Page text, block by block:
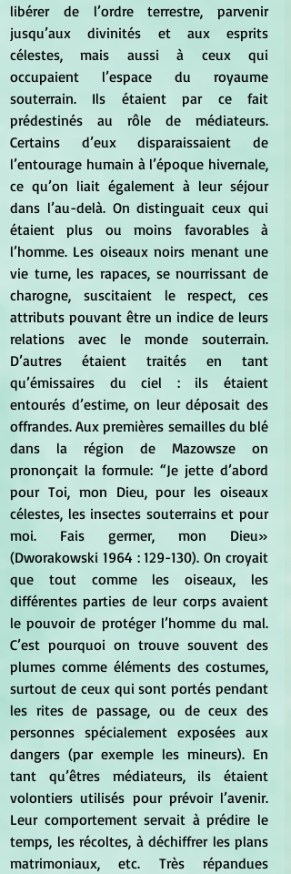
libérer de l’ordre terrestre, parvenir
jusqu’aux divinités et aux esprits
célestes, mais aussi à ceux qui
occupaient l’espace du royaume
souterrain. Ils étaient par ce fait
prédestinés au rôle de médiateurs.
Certains d’eux disparaissaient de
l’entourage humain à l’époque hivernale,
ce qu’on liait également à leur séjour
dans l’au-delà. On distinguait ceux qui
étaient plus ou moins favorables à
l’homme. Les oiseaux noirs menant une
vie turne, les rapaces, se nourrissant de
charogne, suscitaient le respect, ces
attributs pouvant être un indice de leurs
relations avec le monde souterrain.
D’autres étaient traités en tant
qu’émissaires du ciel : ils étaient
entourés d’estime, on leur déposait des
offrandes. Aux premières semailles du blé
dans la région de Mazowsze on
prononçait la formule: “Je jette d’abord
pour Toi, mon Dieu, pour les oiseaux
célestes, les insectes souterrains et pour
moi. Fais germer, mon Dieu»
(Dworakowski 1964 : 129-130). On croyait
que tout comme les oiseaux, les
différentes parties de leur corps avaient
le pouvoir de protéger l’homme du mal.
C’est pourquoi on trouve souvent des
plumes comme éléments des costumes,
surtout de ceux qui sont portés pendant
les rites de passage, ou de ceux des
personnes spécialement exposées aux
dangers (par exemple les mineurs). En
tant qu’êtres médiateurs, ils étaient
volontiers utilisés pour prévoir l’avenir.
Leur comportement servait à prédire le
temps, les récoltes, à déchiffrer les plans
matrimoniaux, etc. Très répandues